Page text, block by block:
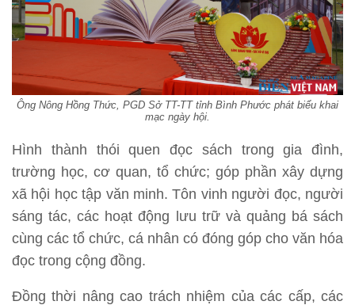
Ông Nông Hồng Thức, PGD Sở TT-TT tỉnh Bình Phước phát biểu khai
mạc ngày hội.
Hình thành thói quen đọc sách trong gia đình,
trường học, cơ quan, tổ chức; góp phần xây dựng
xã hội học tập văn minh. Tôn vinh người đọc, người
sáng tác, các hoạt động lưu trữ và quảng bá sách
cùng các tổ chức, cá nhân có đóng góp cho văn hóa
đọc trong cộng đồng.
Đồng thời nâng cao trách nhiệm của các cấp, các